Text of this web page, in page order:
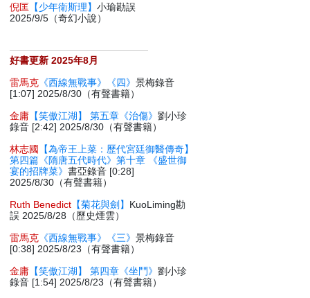
倪匡 【少年衛斯理】小瑜勘誤
2025/9/5（奇幻小說）
好書更新 2025年8月
雷馬克 《西線無戰事》《四》景梅錄音
[1:07] 2025/8/30（有聲書籍）
金庸 【笑傲江湖】 第五章《治傷》劉小珍
錄音 [2:42] 2025/8/30（有聲書籍）
林志國
【為帝王上菜：歷代宮廷御醫傳奇】
第四篇《隋唐五代時代》第十章 《盛世御
宴的招牌菜》書亞錄音 [0:28]
2025/8/30（有聲書籍）
Ruth Benedict 【菊花與劍】 KuoLiming勘
誤 2025/8/28（歷史煙雲）
雷馬克 《西線無戰事》《三》景梅錄音
[0:38] 2025/8/23（有聲書籍）
金庸 【笑傲江湖】 第四章《坐鬥》劉小珍
錄音 [1:54] 2025/8/23（有聲書籍）